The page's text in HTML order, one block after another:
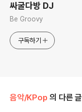
싸굴다방 DJ
Be Groovy
구독하기
음악/KPop 의 다른 글